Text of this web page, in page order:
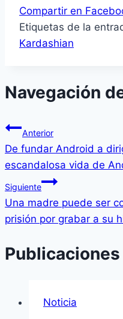
Compartir en
Etiquetas de la
Kardashian
Navegación
Anterior
De fundar Android a
escandalosa vida de
Siguiente
Una madre puede ser
prisión por grabar a su
Noticia